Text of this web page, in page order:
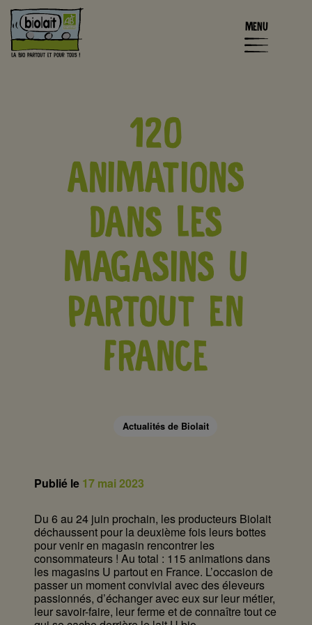
MENU
120
ANIMATIONS
DANS LES
MAGASINS U
PARTOUT EN
FRANCE
Actualités de Biolait
Publié le 17 mai 2023
Du 6 au 24 juin prochain, les producteurs Biolait
déchaussent pour la deuxième fois leurs bottes
pour venir en magasin rencontrer les
consommateurs ! Au total : 115 animations dans
les magasins U partout en France. L’occasion de
passer un moment convivial avec des éleveurs
passionnés, d’échanger avec eux sur leur métier,
leur savoir-faire, leur ferme et de connaître tout ce